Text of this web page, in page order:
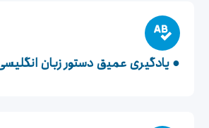
● یادگیری عمیق دستور زبان